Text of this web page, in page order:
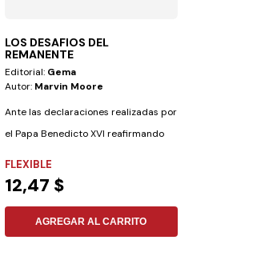
LOS DESAFIOS DEL
REMANENTE
Editorial: Gema
Autor: Marvin Moore
Ante las declaraciones realizadas por
el Papa Benedicto XVI reafirmando
FLEXIBLE
12,47 $
AGREGAR AL CARRITO